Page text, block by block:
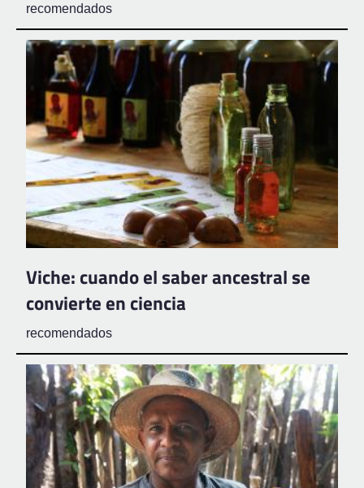
recomendados
Viche: cuando el saber ancestral se
convierte en ciencia
recomendados